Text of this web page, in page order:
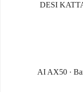
DESI
AI AX50 ·